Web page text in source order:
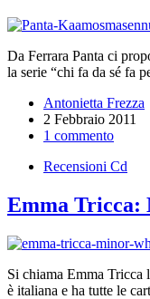
Da Ferrara Panta ci
la serie “chi fa da sé fa
Antonietta Frezza
2 Febbraio 2011
1 commento
Recensioni Cd
Emma
Si chiama Emma Tricca
è italiana e ha tutte le